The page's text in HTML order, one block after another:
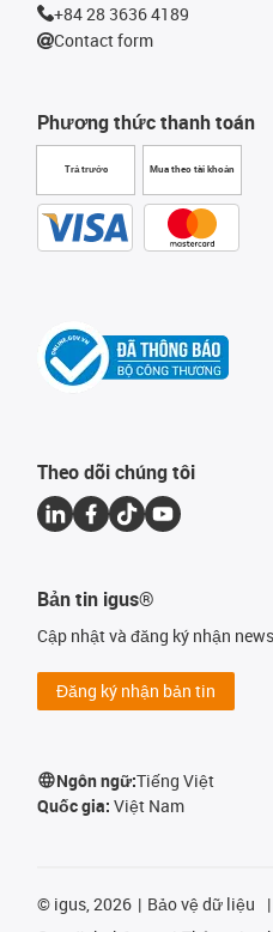
Phương thức thanh toán
Trả trước Mua theo tài khoản
+84 28 3636 4189
Contact form
Theo dõi chúng tôi
Bản tin igus®
Cập nhật và đăng ký nhận
Đăng ký nhận bản tin
Ngôn ngữ:Tiếng Việt
Quốc gia: Việt Nam
© igus, 2026 Bảo vệ dữ liệu